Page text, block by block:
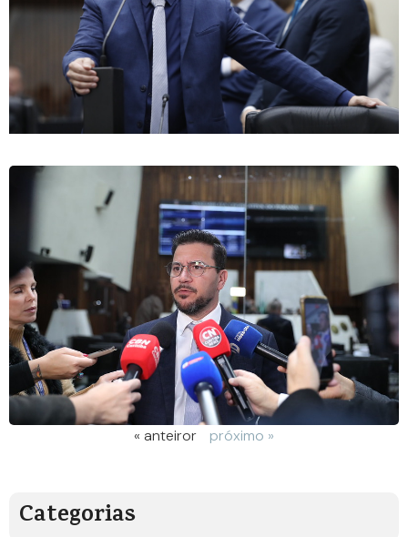
« anteiror próximo »
Categorias